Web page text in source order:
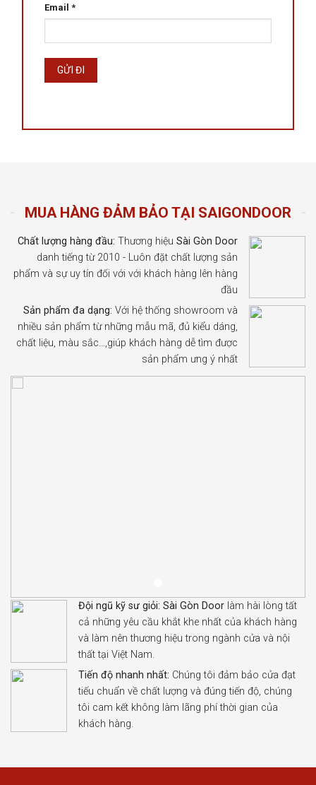
Email *
MUA HÀNG ĐẢM BẢO TẠI SAIGONDOOR
Chất lượng hàng đầu: Thương hiệu Sài Gòn Door
danh tiếng từ 2010 - Luôn đặt chất lượng sản
phẩm và sự uy tín đối với với khách hàng lên hàng
đầu
Sản phẩm đa dạng: Với hệ thống showroom và
nhiều sản phẩm từ những mẫu mã, đủ kiểu dáng,
chất liệu, màu sắc…,giúp khách hàng dễ tìm được
sản phẩm ưng ý nhất
Đội ngũ kỹ sư giỏi: Sài Gòn Door làm hài lòng tất
cả những yêu cầu khắt khe nhất của khách hàng
và làm nên thương hiệu trong ngành cửa và nội
thất tại Việt Nam.
Tiến độ nhanh nhất: Chúng tôi đảm bảo cửa đạt
tiếu chuẩn về chất lượng và đúng tiến độ, chúng
tôi cam kết không làm lãng phí thời gian của
khách hàng.